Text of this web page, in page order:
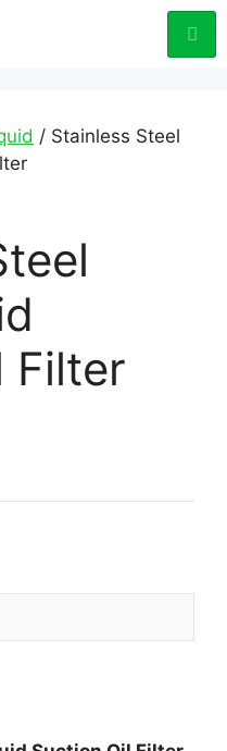
/ Stainless Steel
Filter